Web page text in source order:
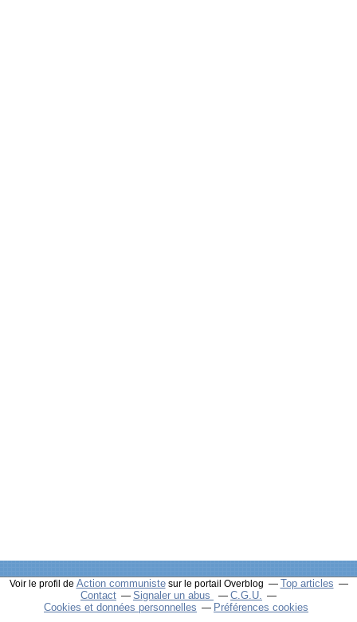
Voir le profil de Action communistesur le portail Overblog
Top articles
Contact
Signaler un abus
C.G.U.
Cookies et données personnelles
Préférences cookies